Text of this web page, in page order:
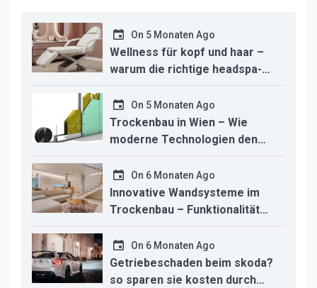
On 5 Monaten Ago
Wellness für kopf und haar –
warum die richtige headspa-
liege den unterschied für ihr
studio macht
On 5 Monaten Ago
Trockenbau in Wien – Wie
moderne Technologien den
Innenausbau revolutionieren
On 6 Monaten Ago
Innovative Wandsysteme im
Trockenbau – Funktionalität
trifft modernes Design
On 6 Monaten Ago
Getriebeschaden beim skoda?
so sparen sie kosten durch